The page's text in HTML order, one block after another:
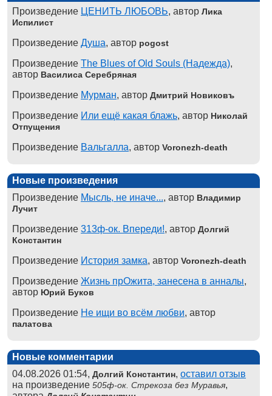
Произведение ЦЕНИТЬ ЛЮБОВЬ, автор Лика
Испилист
Произведение Душа, автор pogost
Произведение The Blues of Old Souls (Надежда),
автор Василиса Серебряная
Произведение Мурман, автор Дмитрий Новиковъ
Произведение Или ещё какая блажь, автор Николай
Отпущения
Произведение Вальгалла, автор Voronezh-death
Новые произведения
Произведение Мысль, не иначе..., автор Владимир
Лучит
Произведение 313ф-ок. Впереди!, автор Долгий
Константин
Произведение История замка, автор Voronezh-death
Произведение Жизнь прОжита, занесена в анналы,
автор Юрий Буков
Произведение Не ищи во всём любви, автор
палатова
Новые комментарии
04.08.2026 01:54, Долгий Константин, оставил отзыв
на произведение 505ф-ок. Стрекоза без Муравья,